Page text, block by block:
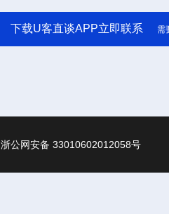
下载U客直谈APP立即联系 需
浙公网安备 33010602012058号